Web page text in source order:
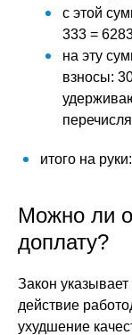
с этой
333 =
на эту
взносы:
итого на
Можно ли
доплату?
Закон
действие
ухудшение